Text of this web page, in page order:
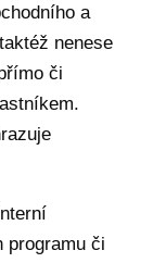
a
nenese
či
programu či